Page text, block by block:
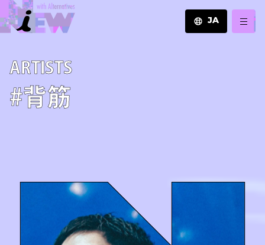
JA
A­R­T­I­S­T­S
#背筋